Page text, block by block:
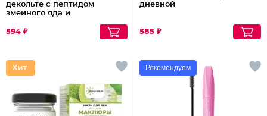
декольте с пептидом
змеиного яда и
594 ₽
дневной
585 ₽
Рекомендуем